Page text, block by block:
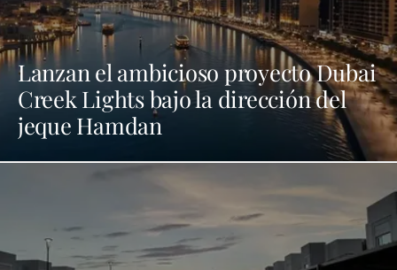
Lanzan el ambicioso proyecto Dubai
Creek Lights bajo la dirección del
jeque Hamdan